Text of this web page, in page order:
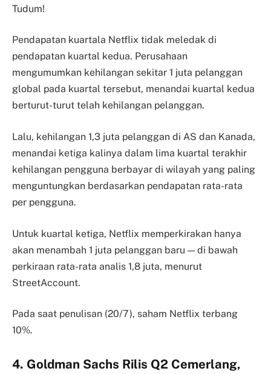
Tudum!
Pendapatan kuartala Netflix tidak meledak di
pendapatan kuartal kedua. Perusahaan
mengumumkan kehilangan sekitar 1 juta pelanggan
global pada kuartal tersebut, menandai kuartal kedua
berturut-turut telah kehilangan pelanggan.
Lalu, kehilangan 1,3 juta pelanggan di AS dan Kanada,
menandai ketiga kalinya dalam lima kuartal terakhir
kehilangan pengguna berbayar di wilayah yang paling
menguntungkan berdasarkan pendapatan rata-rata
per pengguna.
Untuk kuartal ketiga, Netflix memperkirakan hanya
akan menambah 1 juta pelanggan baru — di bawah
perkiraan rata-rata analis 1,8 juta, menurut
StreetAccount.
Pada saat penulisan (20/7), saham Netflix terbang
10%.
4. Goldman Sachs Rilis Q2 Cemerlang,